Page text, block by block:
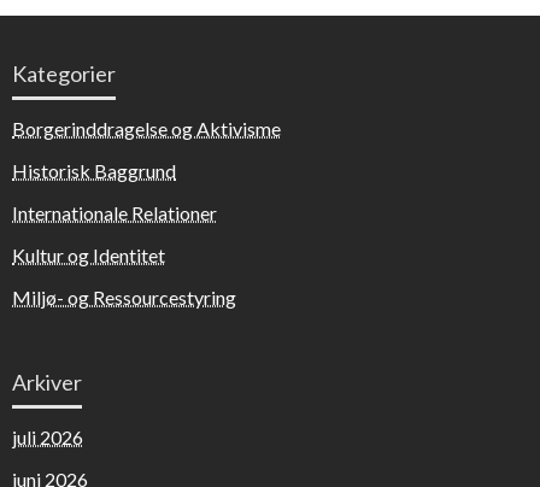
Kategorier
Borgerinddragelse og Aktivisme
Historisk Baggrund
Internationale Relationer
Kultur og Identitet
Miljø- og Ressourcestyring
Arkiver
juli 2026
juni 2026